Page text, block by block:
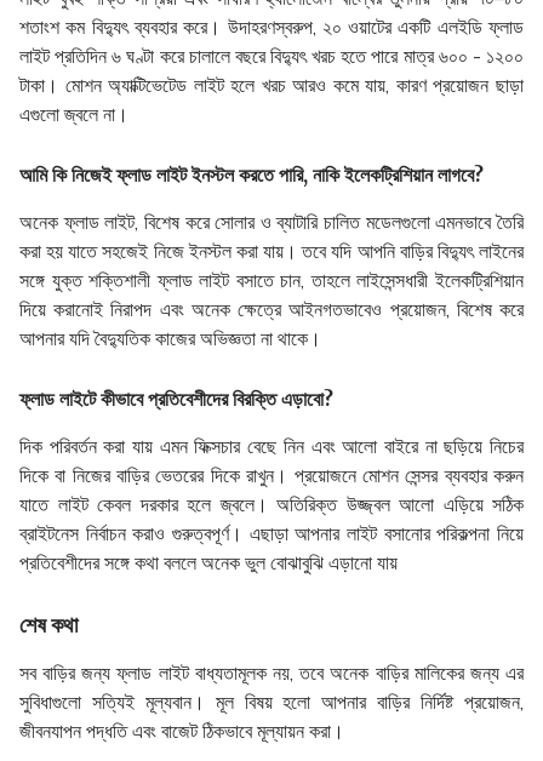
শতাংশ কম বিদ্যুৎ ব্যবহার করে। উদাহরণস্বরুপ, ২০ ওয়াটের একটি এলইডি ফ্লাড
লাইট প্রতিদিন ৬ ঘণ্টা করে চালালে বছরে বিদ্যুৎ খরচ হতে পারে মাত্র ৬০০ - ১২০০
টাকা। মোশন অ্যাক্টিভেটেড লাইট হলে খরচ আরও কমে যায়, কারণ প্রয়োজন ছাড়া
এগুলো জ্বলে না।
আমি কি নিজেই ফ্লাড লাইট ইনস্টল করতে পারি, নাকি ইলেকট্রিশিয়ান লাগবে?
অনেক ফ্লাড লাইট, বিশেষ করে সোলার ও ব্যাটারি চালিত মডেলগুলো এমনভাবে তৈরি
করা হয় যাতে সহজেই নিজে ইনস্টল করা যায়। তবে যদি আপনি বাড়ির বিদ্যুৎ লাইনের
সঙ্গে যুক্ত শক্তিশালী ফ্লাড লাইট বসাতে চান, তাহলে লাইসেন্সধারী ইলেকট্রিশিয়ান
দিয়ে করানোই নিরাপদ এবং অনেক ক্ষেত্রে আইনগতভাবেও প্রয়োজন, বিশেষ করে
আপনার যদি বৈদ্যুতিক কাজের অভিজ্ঞতা না থাকে।
ফ্লাড লাইটে কীভাবে প্রতিবেশীদের বিরক্তি এড়াবো?
দিক পরিবর্তন করা যায় এমন ফিক্সচার বেছে নিন এবং আলো বাইরে না ছড়িয়ে নিচের
দিকে বা নিজের বাড়ির ভেতরের দিকে রাখুন। প্রয়োজনে মোশন সেন্সর ব্যবহার করুন
যাতে লাইট কেবল দরকার হলে জ্বলে। অতিরিক্ত উজ্জ্বল আলো এড়িয়ে সঠিক
ব্রাইটনেস নির্বাচন করাও গুরুত্বপূর্ণ। এছাড়া আপনার লাইট বসানোর পরিকল্পনা নিয়ে
প্রতিবেশীদের সঙ্গে কথা বললে অনেক ভুল বোঝাবুঝি এড়ানো যায়
শেষ কথা
সব বাড়ির জন্য ফ্লাড লাইট বাধ্যতামূলক নয়, তবে অনেক বাড়ির মালিকের জন্য এর
সুবিধাগুলো সত্যিই মূল্যবান। মূল বিষয় হলো আপনার বাড়ির নির্দিষ্ট প্রয়োজন,
জীবনযাপন পদ্ধতি এবং বাজেট ঠিকভাবে মূল্যায়ন করা।